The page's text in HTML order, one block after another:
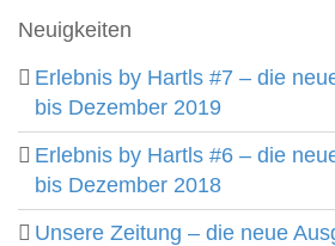
Neuigkeiten
Erlebnis by Hartls #7 – die
bis Dezember 2019
Erlebnis by Hartls #6 – die
bis Dezember 2018
Unsere Zeitung – die neue